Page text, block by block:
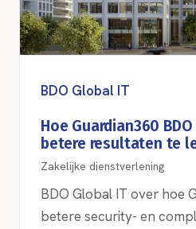
BDO Global IT
Hoe Guardian360
betere resultaten te
Zakelijke dienstverlening
BDO Global IT over hoe
betere security- en